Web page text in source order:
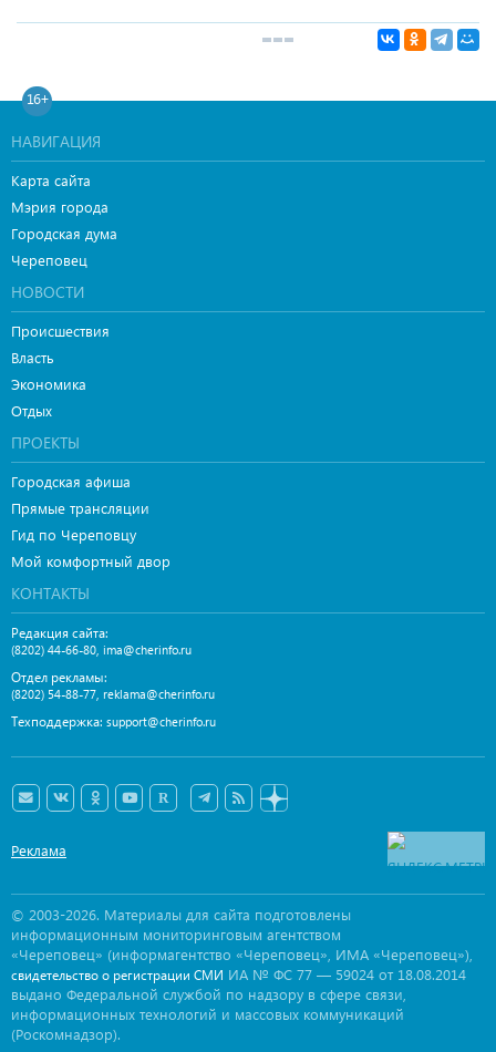
16+
НАВИГАЦИЯ
Карта сайта
Мэрия города
Городская дума
Череповец
НОВОСТИ
Происшествия
Власть
Экономика
Отдых
ПРОЕКТЫ
Городская афиша
Прямые трансляции
Гид по Череповцу
Мой комфортный двор
КОНТАКТЫ
Редакция сайта:
(8202) 44-66-80, ima@cherinfo.ru
Отдел рекламы:
(8202) 54-88-77, reklama@cherinfo.ru
Техподдержка: support@cherinfo.ru
Реклама
© 2003-2026. Материалы для сайта подготовлены
информационным мониторинговым агентством
«Череповец» (информагентство «Череповец», ИМА «Череповец»),
свидетельство о регистрации СМИ ИА № ФС 77 — 59024 от 18.08.2014
выдано Федеральной службой по надзору в сфере связи,
информационных технологий и массовых коммуникаций
(Роскомнадзор).